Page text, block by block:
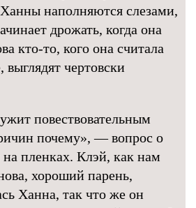
Ханны наполняются слезами,
дрожать, когда она
кто-то, кого она считала
выглядят чертовски
повествовательным
почему», — вопрос о
пленках. Клэй, как нам
хороший парень,
Ханна, так что же он